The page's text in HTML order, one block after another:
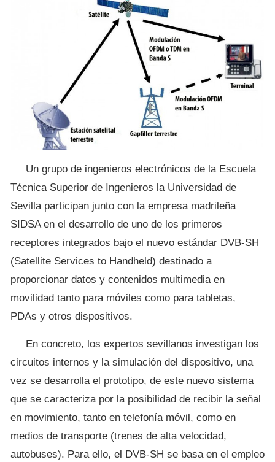
Un grupo de ingenieros electrónicos de la Escuela
Técnica Superior de Ingenieros la Universidad de
Sevilla participan junto con la empresa madrileña
SIDSA en el desarrollo de uno de los primeros
receptores integrados bajo el nuevo estándar DVB-SH
(Satellite Services to Handheld) destinado a
proporcionar datos y contenidos multimedia en
movilidad tanto para móviles como para tabletas,
PDAs y otros dispositivos.
En concreto, los expertos sevillanos investigan los
circuitos internos y la simulación del dispositivo, una
vez se desarrolla el prototipo, de este nuevo sistema
que se caracteriza por la posibilidad de recibir la señal
en movimiento, tanto en telefonía móvil, como en
medios de transporte (trenes de alta velocidad,
autobuses). Para ello, el DVB-SH se basa en el empleo